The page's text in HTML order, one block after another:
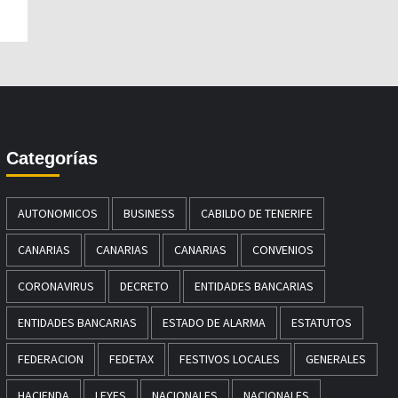
Categorías
AUTONOMICOS BUSINESS CABILDO DE TENERIFE
CANARIAS CANARIAS CANARIAS CONVENIOS
CORONAVIRUS DECRETO ENTIDADES BANCARIAS
ENTIDADES BANCARIAS ESTADO DE ALARMA ESTATUTOS
FEDERACION FEDETAX FESTIVOS LOCALES GENERALES